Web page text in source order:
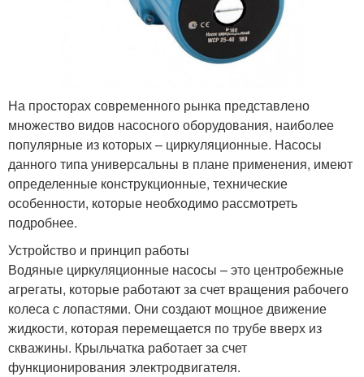
На просторах современного рынка представлено
множество видов насосного оборудования, наиболее
популярные из которых – циркуляционные. Насосы
данного типа универсальны в плане применения, имеют
определенные конструкционные, технические
особенности, которые необходимо рассмотреть
подробнее.
Устройство и принцип работы
Водяные циркуляционные насосы – это центробежные
агрегаты, которые работают за счет вращения рабочего
колеса с лопастями. Они создают мощное движение
жидкости, которая перемещается по трубе вверх из
скважины. Крыльчатка работает за счет
функционирования электродвигателя.